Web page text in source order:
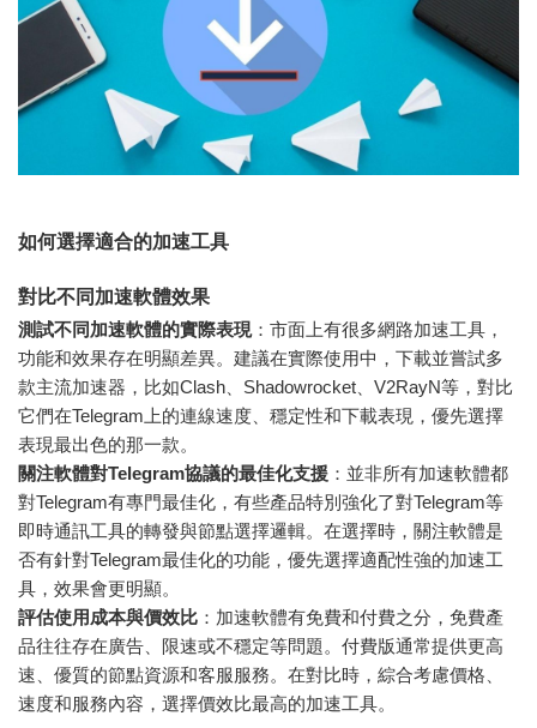
如何選擇適合的加速工具
對比不同加速軟體效果
測試不同加速軟體的實際表現：市面上有很多網路加速工具，
功能和效果存在明顯差異。建議在實際使用中，下載並嘗試多
款主流加速器，比如Clash、Shadowrocket、V2RayN等，對比
它們在Telegram上的連線速度、穩定性和下載表現，優先選擇
表現最出色的那一款。
關注軟體對Telegram協議的最佳化支援 ：並非所有加速軟體都
對Telegram有專門最佳化，有些產品特別強化了對Telegram等
即時通訊工具的轉發與節點選擇邏輯。在選擇時，關注軟體是
否有針對Telegram最佳化的功能，優先選擇適配性強的加速工
具，效果會更明顯。
評估使用成本與價效比 ：加速軟體有免費和付費之分，免費產
品往往存在廣告、限速或不穩定等問題。付費版通常提供更高
速、優質的節點資源和客服服務。在對比時，綜合考慮價格、
速度和服務內容，選擇價效比最高的加速工具。